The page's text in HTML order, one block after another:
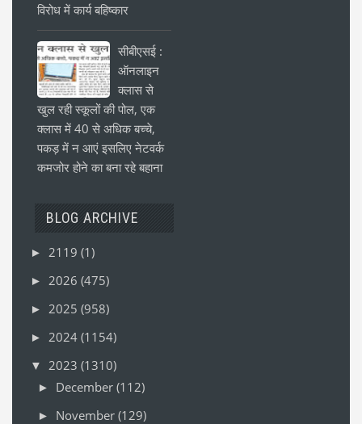
विरोध में कार्य बहिष्कार
सीबीएसई :
ऑनलाइन
क्लास से
खुल रही स्कूलों की पोल, एक
क्लास में 40 से अधिक बच्चे,
पकड़ में न आएं इसलिए नेटवर्क
कमजोर होने का बना रहे बहाना
BLOG ARCHIVE
► 2119 (1)
► 2026 (475)
► 2025 (958)
► 2024 (1154)
▼ 2023 (1310)
► December (112)
► November (129)